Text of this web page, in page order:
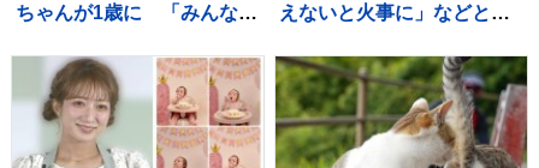
ちゃんが1歳に 「みんなに
て」家族総出でお祝い
えないと火事に」などとウ
すまし工事代金だまし取ろ
うとしたか 建築会社社長の
男ら2人逮捕 東京・足立区